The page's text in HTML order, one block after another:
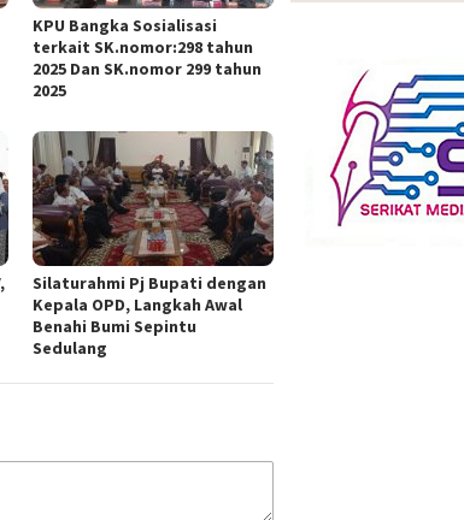
KPU Bangka Sosialisasi
terkait SK.nomor:298 tahun
2025 Dan SK.nomor 299 tahun
2025
Silaturahmi Pj Bupati dengan
Kepala OPD, Langkah Awal
Benahi Bumi Sepintu
Sedulang